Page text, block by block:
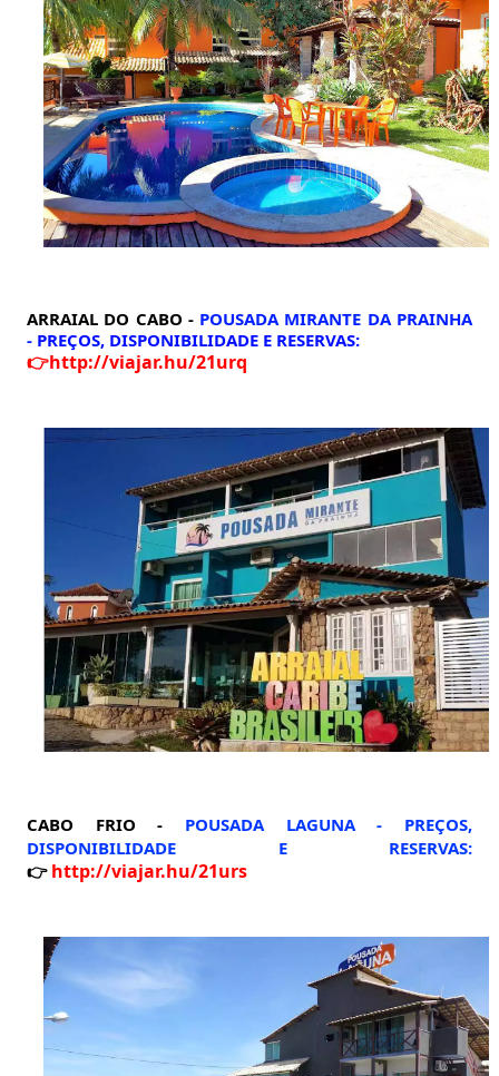
ARRAIAL DO CABO - POUSADA MIRANTE DA PRAINHA
- PREÇOS, DISPONIBILIDADE E RESERVAS:
👉http://viajar.hu/21urq
CABO FRIO - POUSADA LAGUNA -
PREÇOS,
DISPONIBILIDADE E RESERVAS:
👉 http://viajar.hu/21urs